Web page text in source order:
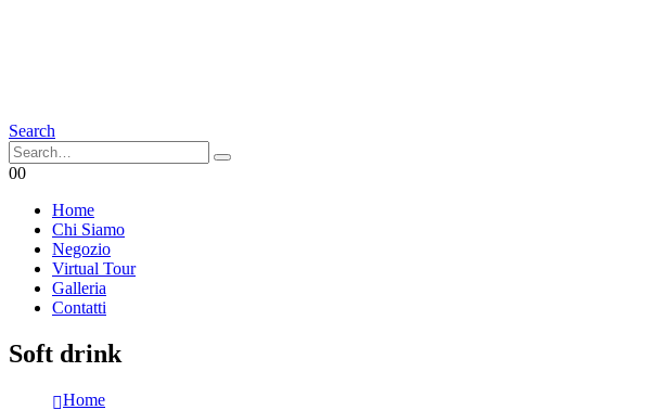
Search
00
Home
Chi Siamo
Negozio
Virtual Tour
Galleria
Contatti
Soft drink
Home